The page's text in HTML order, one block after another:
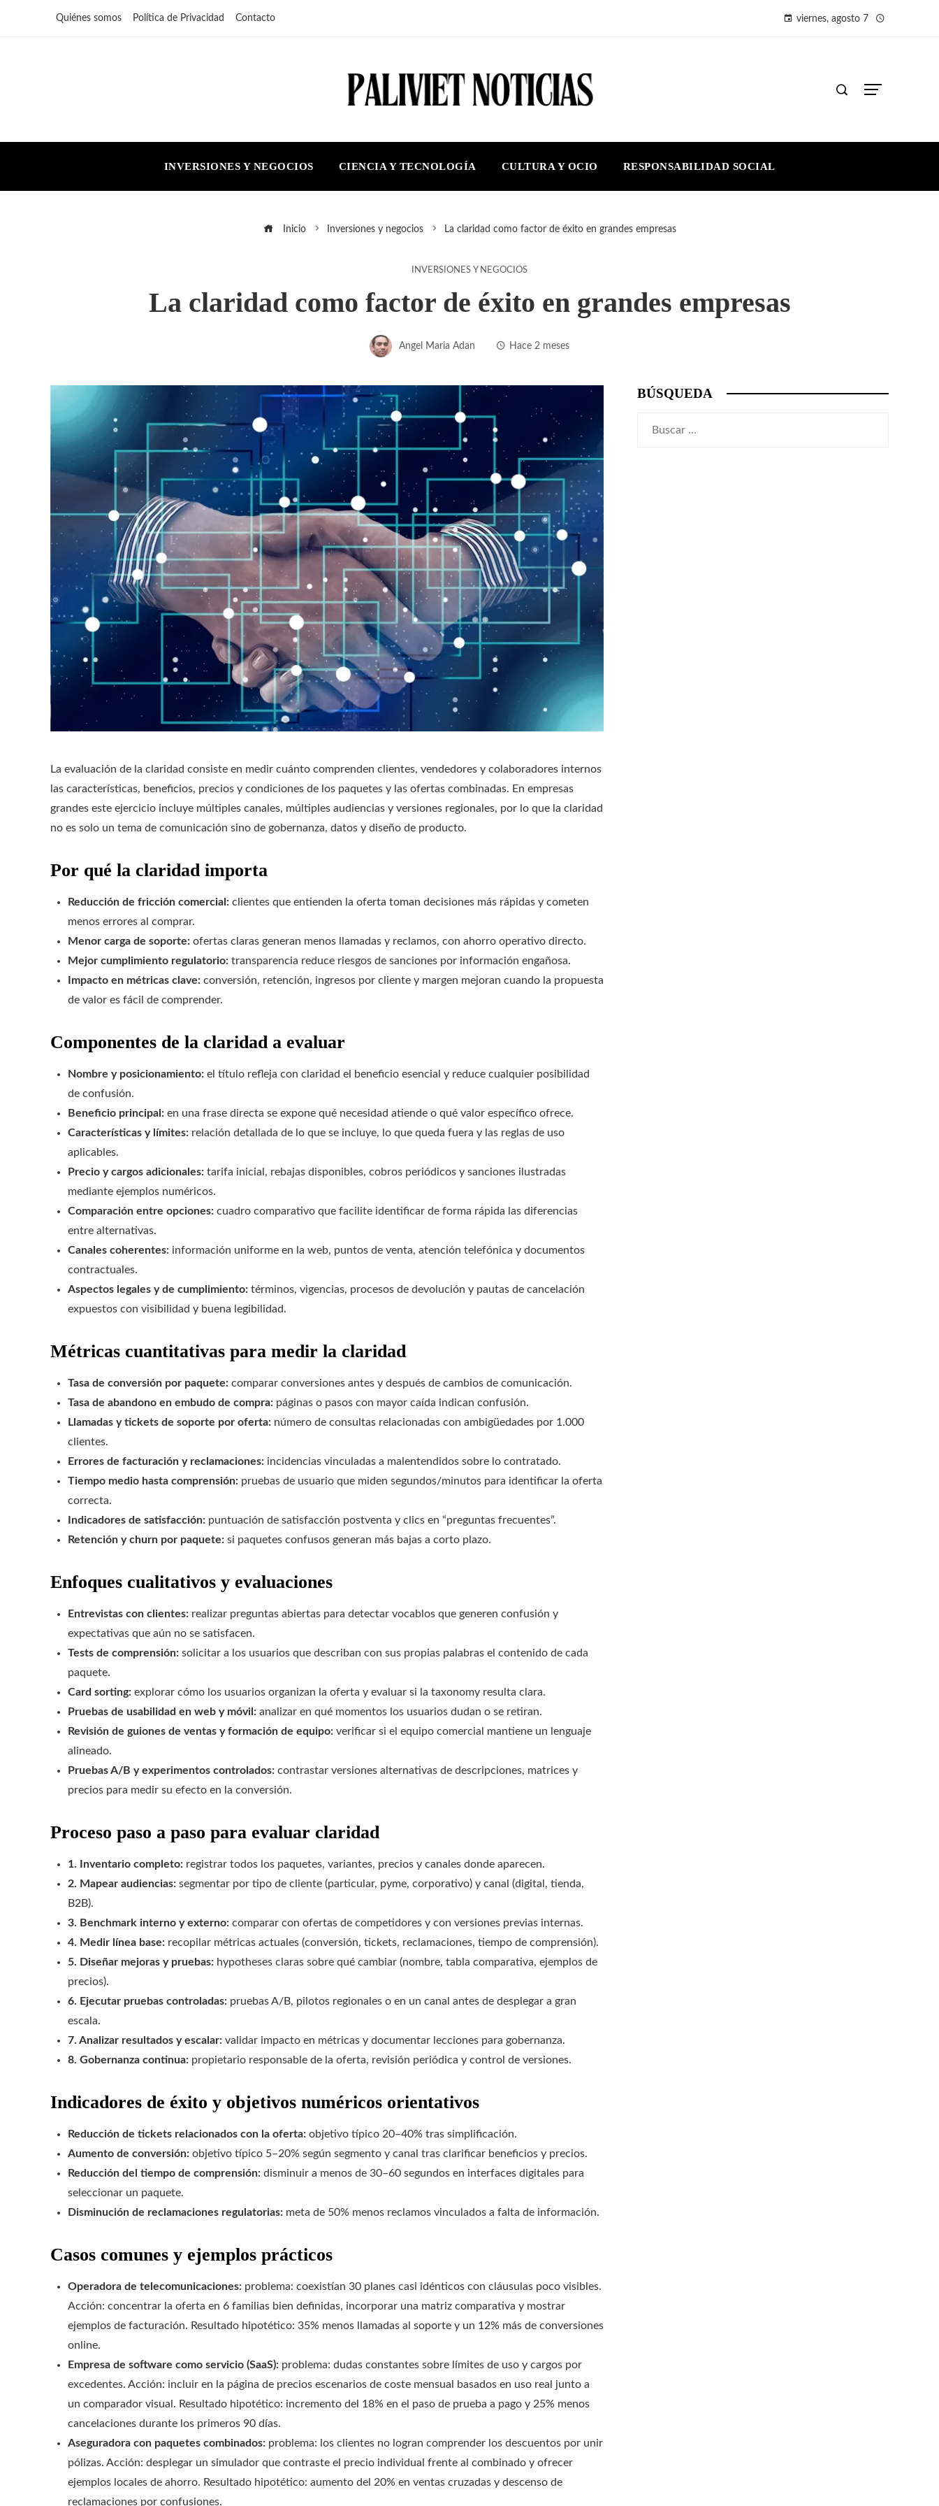
Quiénes somos Política de Privacidad Contacto viernes, agosto 7
INVERSIONES Y NEGOCIOS CIENCIA Y TECNOLOGÍA CULTURA Y OCIO RESPONSABILIDAD SOCIAL
Inicio Inversiones y negocios La claridad como factor de éxito en grandes empresas
INVERSIONES Y NEGOCIOS
La claridad como factor de éxito en grandes empresas
Angel Maria Adan Hace 2 meses
La evaluación de la claridad consiste en medir cuánto comprenden clientes, vendedores y colaboradores internos
las características, beneficios, precios y condiciones de los paquetes y las ofertas combinadas. En empresas
grandes este ejercicio incluye múltiples canales, múltiples audiencias y versiones regionales, por lo que la claridad
no es solo un tema de comunicación sino de gobernanza, datos y diseño de producto.
Por qué la claridad importa
Reducción de fricción comercial: clientes que entienden la oferta toman decisiones más rápidas y cometen
menos errores al comprar.
Menor carga de soporte: ofertas claras generan menos llamadas y reclamos, con ahorro operativo directo.
Mejor cumplimiento regulatorio: transparencia reduce riesgos de sanciones por información engañosa.
Impacto en métricas clave: conversión, retención, ingresos por cliente y margen mejoran cuando la propuesta
de valor es fácil de comprender.
Componentes de la claridad a evaluar
Nombre y posicionamiento: el título refleja con claridad el beneficio esencial y reduce cualquier posibilidad
de confusión.
Beneficio principal: en una frase directa se expone qué necesidad atiende o qué valor específico ofrece.
Características y límites: relación detallada de lo que se incluye, lo que queda fuera y las reglas de uso
aplicables.
Precio y cargos adicionales: tarifa inicial, rebajas disponibles, cobros periódicos y sanciones ilustradas
mediante ejemplos numéricos.
Comparación entre opciones: cuadro comparativo que facilite identificar de forma rápida las diferencias
entre alternativas.
Canales coherentes: información uniforme en la web, puntos de venta, atención telefónica y documentos
contractuales.
Aspectos legales y de cumplimiento: términos, vigencias, procesos de devolución y pautas de cancelación
expuestos con visibilidad y buena legibilidad.
Métricas cuantitativas para medir la claridad
Tasa de conversión por paquete: comparar conversiones antes y después de cambios de comunicación.
Tasa de abandono en embudo de compra: páginas o pasos con mayor caída indican confusión.
Llamadas y tickets de soporte por oferta: número de consultas relacionadas con ambigüedades por 1.000
clientes.
Errores de facturación y reclamaciones: incidencias vinculadas a malentendidos sobre lo contratado.
Tiempo medio hasta comprensión: pruebas de usuario que miden segundos/minutos para identificar la oferta
correcta.
Indicadores de satisfacción: puntuación de satisfacción postventa y clics en “preguntas frecuentes”.
Retención y churn por paquete: si paquetes confusos generan más bajas a corto plazo.
Enfoques cualitativos y evaluaciones
Entrevistas con clientes: realizar preguntas abiertas para detectar vocablos que generen confusión y
expectativas que aún no se satisfacen.
Tests de comprensión: solicitar a los usuarios que describan con sus propias palabras el contenido de cada
paquete.
Card sorting: explorar cómo los usuarios organizan la oferta y evaluar si la taxonomy resulta clara.
Pruebas de usabilidad en web y móvil: analizar en qué momentos los usuarios dudan o se retiran.
Revisión de guiones de ventas y formación de equipo: verificar si el equipo comercial mantiene un lenguaje
alineado.
Pruebas A/B y experimentos controlados: contrastar versiones alternativas de descripciones, matrices y
precios para medir su efecto en la conversión.
Proceso paso a paso para evaluar claridad
1. Inventario completo: registrar todos los paquetes, variantes, precios y canales donde aparecen.
2. Mapear audiencias: segmentar por tipo de cliente (particular, pyme, corporativo) y canal (digital, tienda,
B2B).
3. Benchmark interno y externo: comparar con ofertas de competidores y con versiones previas internas.
4. Medir línea base: recopilar métricas actuales (conversión, tickets, reclamaciones, tiempo de comprensión).
5. Diseñar mejoras y pruebas: hypotheses claras sobre qué cambiar (nombre, tabla comparativa, ejemplos de
precios).
6. Ejecutar pruebas controladas: pruebas A/B, pilotos regionales o en un canal antes de desplegar a gran
escala.
7. Analizar resultados y escalar: validar impacto en métricas y documentar lecciones para gobernanza.
8. Gobernanza continua: propietario responsable de la oferta, revisión periódica y control de versiones.
Indicadores de éxito y objetivos numéricos orientativos
Reducción de tickets relacionados con la oferta: objetivo típico 20–40% tras simplificación.
Aumento de conversión: objetivo típico 5–20% según segmento y canal tras clarificar beneficios y precios.
Reducción del tiempo de comprensión: disminuir a menos de 30–60 segundos en interfaces digitales para
seleccionar un paquete.
Disminución de reclamaciones regulatorias: meta de 50% menos reclamos vinculados a falta de información.
Casos comunes y ejemplos prácticos
Operadora de telecomunicaciones: problema: coexistían 30 planes casi idénticos con cláusulas poco visibles.
Acción: concentrar la oferta en 6 familias bien definidas, incorporar una matriz comparativa y mostrar
ejemplos de facturación. Resultado hipotético: 35% menos llamadas al soporte y un 12% más de conversiones
online.
Empresa de software como servicio (SaaS): problema: dudas constantes sobre límites de uso y cargos por
excedentes. Acción: incluir en la página de precios escenarios de coste mensual basados en uso real junto a
un comparador visual. Resultado hipotético: incremento del 18% en el paso de prueba a pago y 25% menos
cancelaciones durante los primeros 90 días.
Aseguradora con paquetes combinados: problema: los clientes no logran comprender los descuentos por unir
pólizas. Acción: desplegar un simulador que contraste el precio individual frente al combinado y ofrecer
ejemplos locales de ahorro. Resultado hipotético: aumento del 20% en ventas cruzadas y descenso de
reclamaciones por confusiones.
BÚSQUEDA